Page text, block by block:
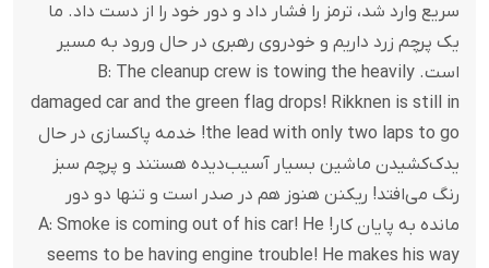
سریع وارد شد، ترمز را فشار داد و دور خود را از دست داد. ما
یک پرچم زرد داریم و خودروی رهبری در حال ورود به مسیر
است. B: The cleanup crew is towing the heavily
damaged car and the green flag drops! Rikknen is still in
the lead with only two laps to go! خدمه پاکسازی در حال
یدک‌کشیدن ماشین بسیار آسیب‌دیده هستند و پرچم سبز
رنگ می‌افتد! ریکنن هنوز هم در صدر است و تنها دو دور
مانده به پایان کار! A: Smoke is coming out of his car! He
seems to be having engine trouble! He makes his way